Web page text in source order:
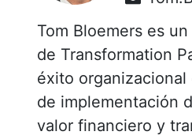
Tom Bloemers es
de Transformation
éxito
de implementación
valor financiero y